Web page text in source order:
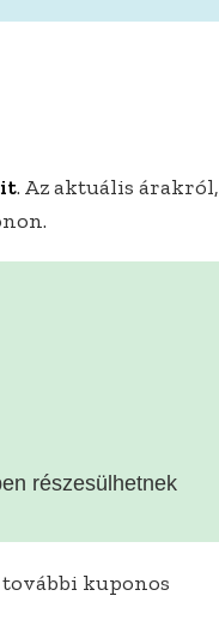
. Az aktuális árakról,
részesülhetnek
kuponos